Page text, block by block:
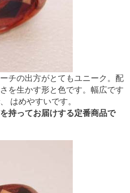
チの出方がとてもユニーク。配
を生かす形と色です。幅広です
はめやすいです。
持ってお届けする定番商品で